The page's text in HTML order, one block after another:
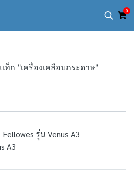
0
ก "เครื่องเคลือบกระดาษ"
รุ่น Venus A3
A3